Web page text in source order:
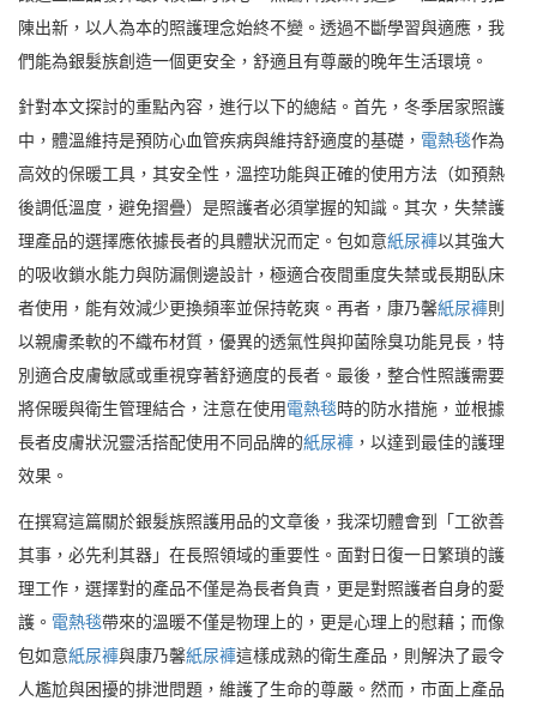
陳出新，以人為本的照護理念始終不變。透過不斷學習與適應，我
們能為銀髮族創造一個更安全，舒適且有尊嚴的晚年生活環境。
針對本文探討的重點內容，進行以下的總結。首先，冬季居家照護
中，體溫維持是預防心血管疾病與維持舒適度的基礎， 電熱毯作為
高效的保暖工具，其安全性，溫控功能與正確的使用方法（如預熱
後調低溫度，避免摺疊）是照護者必須掌握的知識。其次，失禁護
理產品的選擇應依據長者的具體狀況而定。包如意紙尿褲以其強大
的吸收鎖水能力與防漏側邊設計，極適合夜間重度失禁或長期臥床
者使用，能有效減少更換頻率並保持乾爽。再者，康乃馨紙尿褲則
以親膚柔軟的不織布材質，優異的透氣性與抑菌除臭功能見長，特
別適合皮膚敏感或重視穿著舒適度的長者。最後，整合性照護需要
將保暖與衛生管理結合，注意在使用電熱毯時的防水措施，並根據
長者皮膚狀況靈活搭配使用不同品牌的紙尿褲 ，以達到最佳的護理
效果。
在撰寫這篇關於銀髮族照護用品的文章後，我深切體會到「工欲善
其事，必先利其器」在長照領域的重要性。面對日復一日繁瑣的護
理工作，選擇對的產品不僅是為長者負責，更是對照護者自身的愛
護。 電熱毯帶來的溫暖不僅是物理上的，更是心理上的慰藉；而像
包如意紙尿褲與康乃馨紙尿褲這樣成熟的衛生產品，則解決了最令
人尷尬與困擾的排泄問題，維護了生命的尊嚴。然而，市面上產品